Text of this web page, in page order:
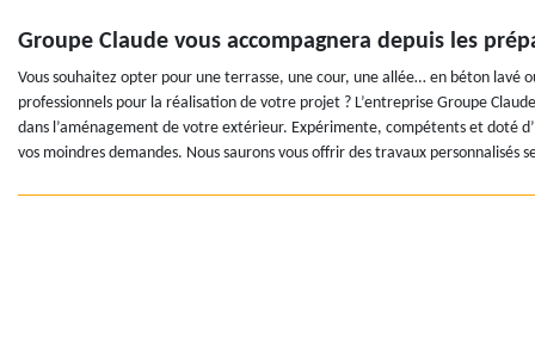
Groupe Claude vous accompagnera depuis les
Vous souhaitez opter pour une terrasse, une cour, une allée… en béton lavé
professionnels pour la réalisation de votre projet ? L’entreprise Groupe
dans l’aménagement de votre extérieur. Expérimente, compétents et doté
vos moindres demandes. Nous saurons vous offrir des travaux